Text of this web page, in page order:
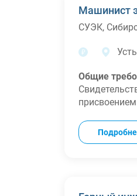
Машинист
СУЭК,
Общие
Наличие
PC-2000 —
ЭШ-15/80 —